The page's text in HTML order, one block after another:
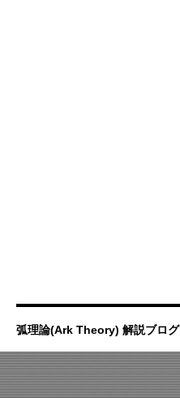
弧理論(Ark Theory) 解説ブログ